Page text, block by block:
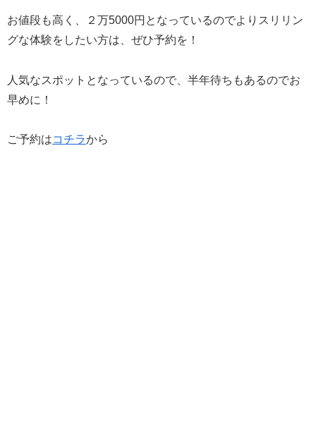
お値段も高く、２万5000円となっているのでよりスリリン
グな体験をしたい方は、ぜひ予約を！
人気なスポットとなっているので、半年待ちもあるのでお
早めに！
ご予約はコチラから